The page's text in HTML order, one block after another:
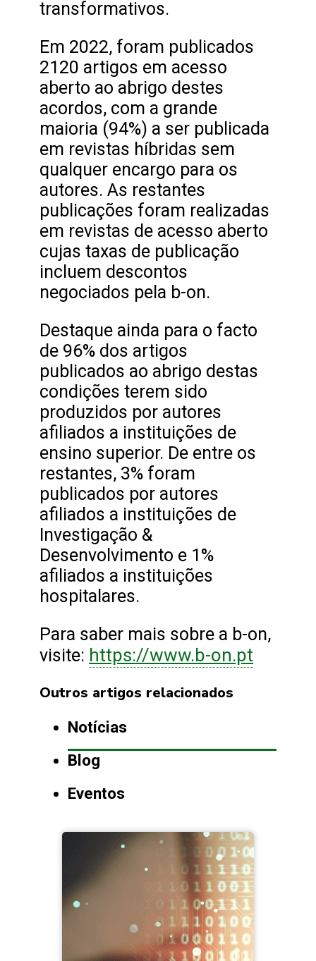
transformativos.
Em 2022, foram publicados
2120 artigos em acesso
aberto ao abrigo destes
acordos, com a grande
maioria (94%) a ser publicada
em revistas híbridas sem
qualquer encargo para os
autores. As restantes
publicações foram realizadas
em revistas de acesso aberto
cujas taxas de publicação
incluem descontos
negociados pela b-on.
Destaque ainda para o facto
de 96% dos artigos
publicados ao abrigo destas
condições terem sido
produzidos por autores
afiliados a instituições de
ensino superior. De entre os
restantes, 3% foram
publicados por autores
afiliados a instituições de
Investigação &
Desenvolvimento e 1%
afiliados a instituições
hospitalares.
Para saber mais sobre a b-on,
visite: https://www.b-on.pt
Outros artigos relacionados
Notícias
Blog
Eventos